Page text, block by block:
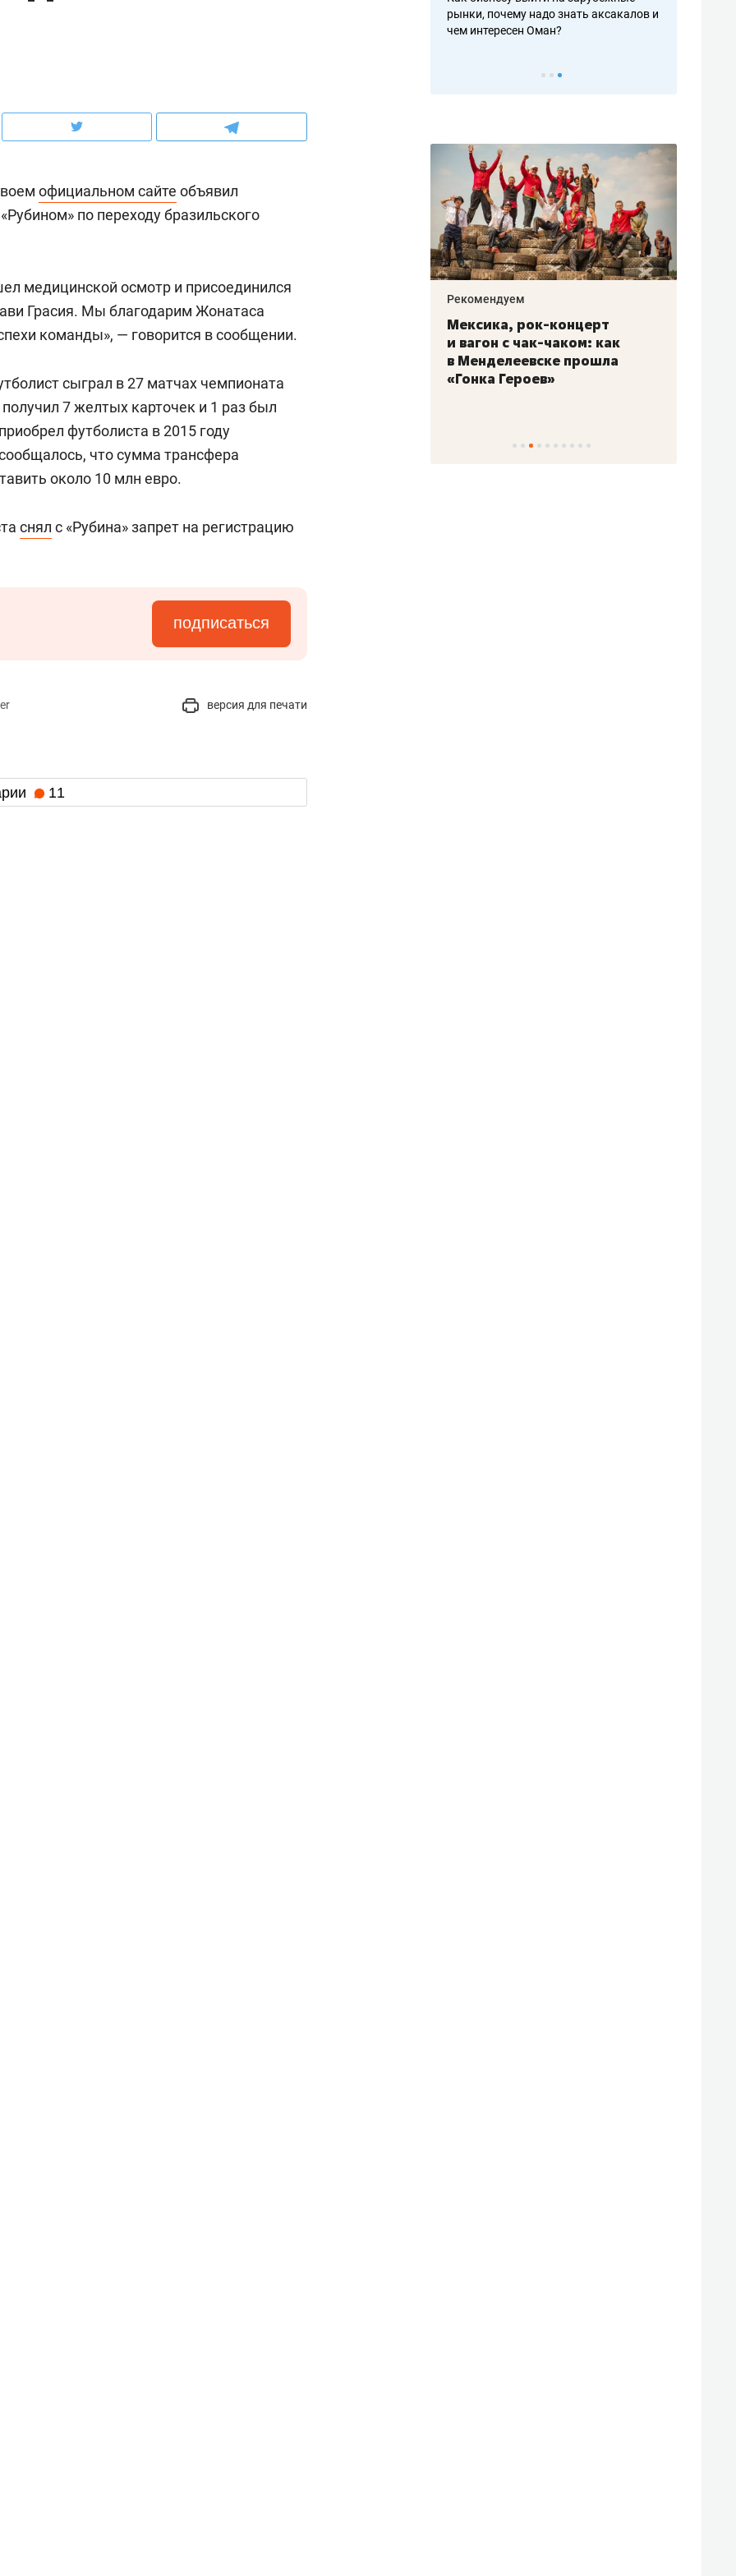
официальном сайте объявил
по переходу бразильского
медицинской осмотр и присоединился
Грасия. Мы благодарим Жонатаса
команды», — говорится в сообщении.
сыграл в 27 матчах чемпионата
7 желтых карточек и 1 раз был
футболиста в 2015 году
что сумма трансфера
около 10 млн евро.
снял с «Рубина» запрет на регистрацию
подписаться
версия для печати
11
рынки, почему надо знать аксакалов и
чем интересен Оман?
до квартиры и Face
ключа: какой будет
Рекомендуем
Опыт выживания в дикой
природе, работа
состоянием как основа
антихрупких команд
Рекомендуем
Мексика, рок-концерт
и вагон с чак-чаком: как
в Менделеевске прошла
«Гонка Героев»